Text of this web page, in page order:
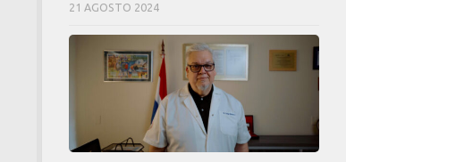
21 AGOSTO 2024